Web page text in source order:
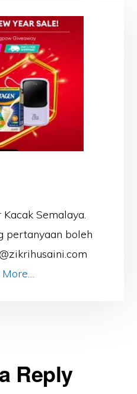
Kacak Semalaya.
pertanyaan boleh
More…
Reply